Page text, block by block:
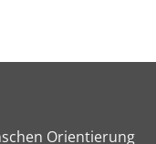
Orientierung